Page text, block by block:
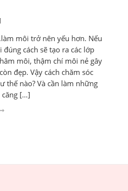
môi trở nên yếu hơn. Nếu
cách sẽ tạo ra các lớp
môi, thậm chí môi nẻ gây
đẹp. Vậy cách chăm sóc
thế nào? Và cần làm những
căng […]